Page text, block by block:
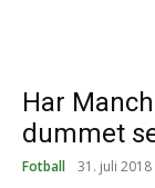
Har
dummet
Fotball 31. juli 2018